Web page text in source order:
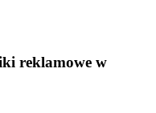
reklamowe w